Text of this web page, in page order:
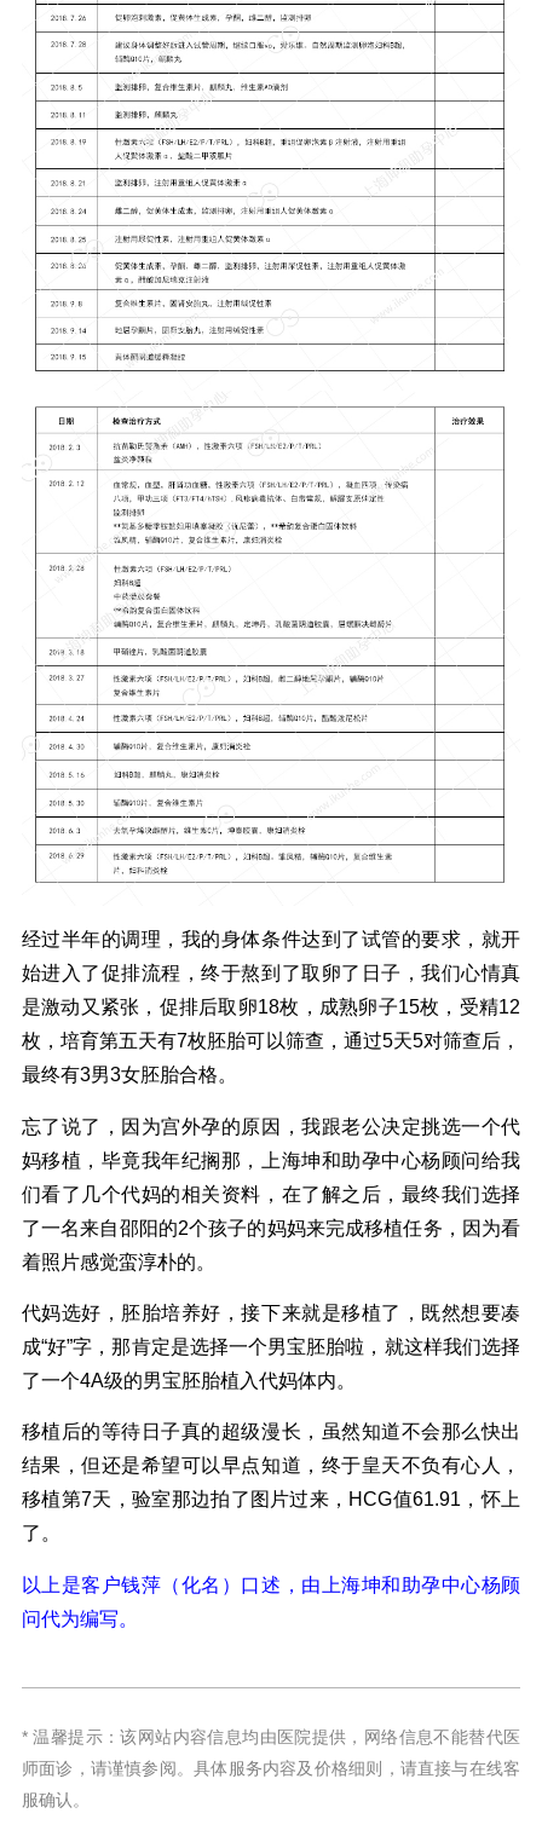
经过半年的调理，我的身体条件达到了试管的要求，就开
始进入了促排流程，终于熬到了取卵了日子，我们心情真
是激动又紧张，促排后取卵18枚，成熟卵子15枚，受精12
枚，培育第五天有7枚胚胎可以筛查，通过5天5对筛查后，
最终有3男3女胚胎合格。
忘了说了，因为宫外孕的原因，我跟老公决定挑选一个代
妈移植，毕竟我年纪搁那，上海坤和助孕中心杨顾问给我
们看了几个代妈的相关资料，在了解之后，最终我们选择
了一名来自邵阳的2个孩子的妈妈来完成移植任务，因为看
着照片感觉蛮淳朴的。
代妈选好，胚胎培养好，接下来就是移植了，既然想要凑
成“好”字，那肯定是选择一个男宝胚胎啦，就这样我们选择
了一个4A级的男宝胚胎植入代妈体内。
移植后的等待日子真的超级漫长，虽然知道不会那么快出
结果，但还是希望可以早点知道，终于皇天不负有心人，
移植第7天，验室那边拍了图片过来，HCG值61.91，怀上
了。
以上是客户钱萍（化名）口述，由上海坤和助孕中心杨顾
问代为编写。
* 温馨提示：该网站内容信息均由医院提供，网络信息不能替代医
师面诊，请谨慎参阅。具体服务内容及价格细则，请直接与在线客
服确认。